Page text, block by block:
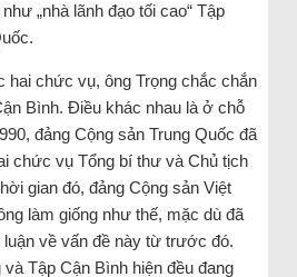
„nhà lãnh đạo tối cao“ Tập
hai chức vụ, ông Trọng chắc chắn
Bình. Điều khác nhau là ở chỗ
đảng Cộng sản Trung Quốc đã
chức vụ Tổng bí thư và Chủ tịch
gian đó, đảng Cộng sản Việt
làm giống như thế, mặc dù đã
về vấn đề này từ trước đó.
Tập Cận Bình hiện đều đang